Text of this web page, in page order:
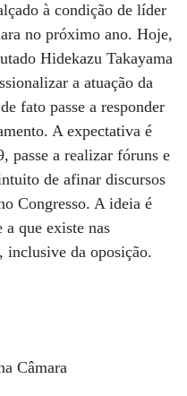
à condição de líder
no próximo ano. Hoje,
Hidekazu Takayama
a atuação da
fato passe a responder
A expectativa é
passe a realizar fóruns e
de afinar discursos
Congresso. A ideia é
a que existe nas
inclusive da oposição.
Câmara